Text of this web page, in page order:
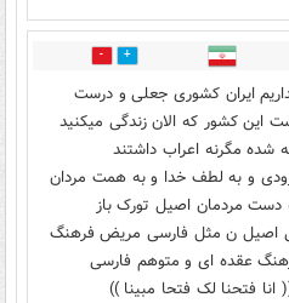
9
ایران کشوری جعلی و درست
این کشور که الان زندگی میکنید
شده مگرنه اعراب داشتند
زودی و به لطف خدا و به همت مردان
دست مردمان اصیل تورک باز
اصیل ن مثل فارسی مریض فرهنگ
عقده ای و متوهم فارسی
فتحنا لک فتحا مبینا ))